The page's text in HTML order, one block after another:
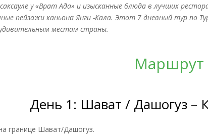
у «Врат Ада» и изысканные блюда в лучших
пейзажи каньона Янги -Кала. Этот 7 дневный тур по
местам страны.
Маршрут
День 1: Шават / Дашогуз –
границе Шават/Дашогуз.